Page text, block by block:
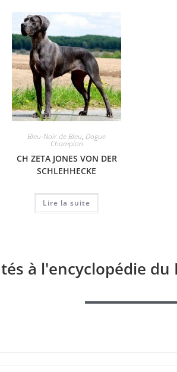
Bleu-Noir de Bleu, Dogue
Champion
CH ZETA JONES VON DER
SCHLEHHECKE
Lire la suite
à l'encyclopédie